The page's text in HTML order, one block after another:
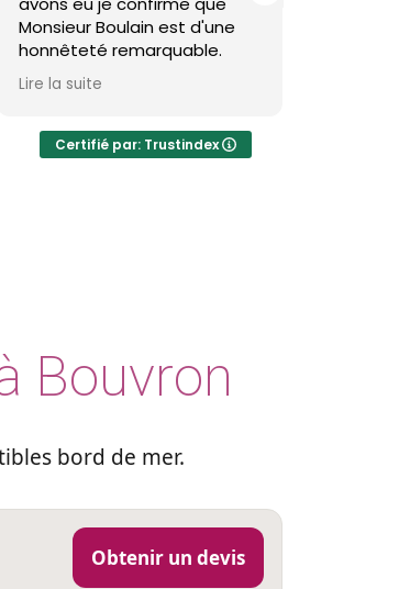
d'une
brevin et c'est impeccable !
Je recommande
Certifié par: Trustindex
Bouvron
bord de mer.
Obtenir un devis